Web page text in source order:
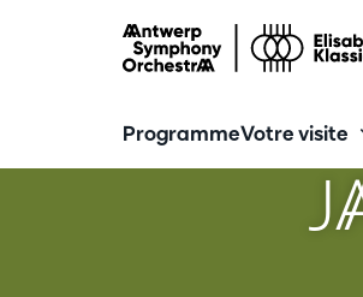
ProgrammeVotre visite
Zoomer